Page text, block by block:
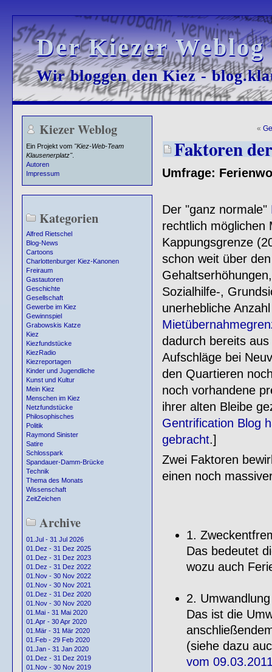
Der Kiezer
Der Kiezer
Wir bloggen den Kiez -
Wir bloggen den Kiez -
Kiezer Weblog
Ein Projekt vom "Kiez-Web-Team
Klausenerplatz".
Autoren
Impressum
Kategorien
Alfred Rietschel
Blog-News
Cartoons
Charlottenburger Kiez-Kanonen
Freiraum
Gastautoren
Geschichte
Gesellschaft
Gewerbe im Kiez
Gewinnspiel
Grabowskis Katze
Kiez
Kiezfundstücke
KiezRadio
Kiezreportagen
Kinder und Jugendliche
Kunst und Kultur
Mein Kiez
Menschen im Kiez
Netzfundstücke
Philosophisches
Politik
Raymond Sinister
Satire
Schlosspark
Spandauer-Damm-Brücke
Technik
Thema des Monats
Wissenschaft
ZeitZeichen
Archive
01.Jul - 31 Jul 2026
01.Dez - 31 Dez 2025
01.Dez - 31 Dez 2023
01.Dez - 31 Dez 2022
01.Nov - 30 Nov 2022
01.Nov - 30 Nov 2021
01.Dez - 31 Dez 2020
01.Nov - 30 Nov 2020
01.Mai - 31 Mai 2020
01.Apr - 30 Apr 2020
01.Mär - 31 Mär 2020
01.Feb - 29 Feb 2020
01.Jan - 31 Jan 2020
01.Dez - 31 Dez 2019
01.Nov - 30 Nov 2019
«
Faktoren
Umfrage:
Der "ganz normale"
rechtlich möglichen
Kappungsgrenze
schon weit über
Sozialhilfe-,
unerhebliche
dadurch bereits
Aufschläge bei
den Quartieren
noch vorhandene
ihrer alten Bleibe
Gentrification Blog
gebracht.]
Zwei Faktoren
einen noch
1.
Das bedeutet
wozu auch
2. Umwandlung
Das ist die
(siehe dazu
vom